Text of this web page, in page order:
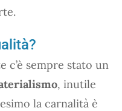
c’è sempre stato un
, inutile
la carnalità è